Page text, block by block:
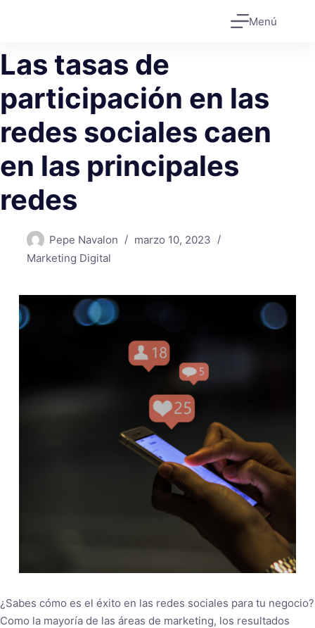
Menú
Las tasas de
participación en las
redes sociales caen
en las principales
redes
Pepe Navalon
marzo 10, 2023
Marketing Digital
¿Sabes cómo es el éxito en las redes sociales para tu negocio?
Como la mayoría de las áreas de marketing, los resultados